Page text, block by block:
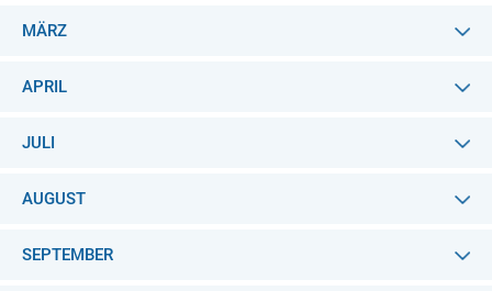
MÄRZ
APRIL
JULI
AUGUST
SEPTEMBER